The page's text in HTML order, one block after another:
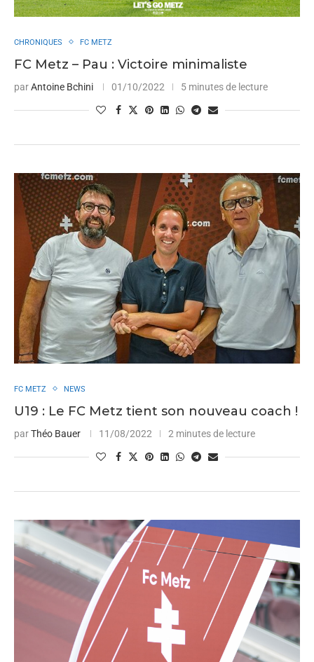
CHRONIQUES FC METZ
FC Metz – Pau : Victoire minimaliste
parAntoine Bchini 01/10/2022 5 minutes de lecture
FC METZ NEWS
U19 : Le FC Metz tient son nouveau coach !
parThéo Bauer 11/08/2022 2 minutes de lecture